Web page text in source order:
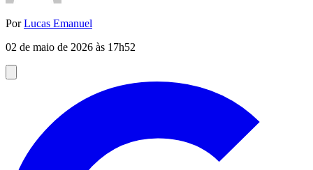
PorLucas Emanuel
02 de maio de 2026 às 17h52